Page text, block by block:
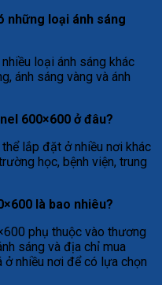
những loại ánh sáng
loại ánh sáng khác
ánh sáng vàng và ánh
600×600 ở đâu?
lắp đặt ở nhiều nơi khác
học, bệnh viện, trung
là bao nhiêu?
phụ thuộc vào thương
sáng và địa chỉ mua
ở nhiều nơi để có lựa chọn